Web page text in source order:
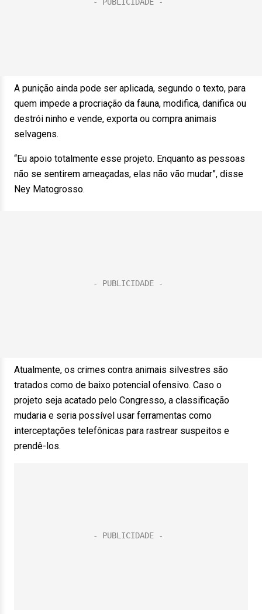
A punição ainda pode ser aplicada, segundo o texto, para
quem impede a procriação da fauna, modifica, danifica ou
destrói ninho e vende, exporta ou compra animais
selvagens.
“Eu apoio totalmente esse projeto. Enquanto as pessoas
não se sentirem ameaçadas, elas não vão mudar”, disse
Ney Matogrosso.
Atualmente, os crimes contra animais silvestres são
tratados como de baixo potencial ofensivo. Caso o
projeto seja acatado pelo Congresso, a classificação
mudaria e seria possível usar ferramentas como
interceptações telefônicas para rastrear suspeitos e
prendê-los.